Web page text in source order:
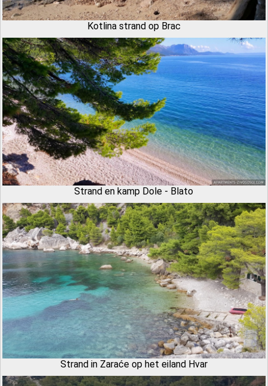
Kotlina strand op Brac
Strand en kamp Dole - Blato
Strand in Zaraće op het eiland Hvar